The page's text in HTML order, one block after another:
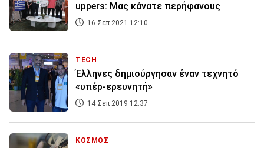
uppers: Μας κάνατε περήφανους
16 Σεπ 2021 12:10
TECH
Έλληνες δημιούργησαν έναν τεχνητό
«υπέρ-ερευνητή»
14 Σεπ 2019 12:37
ΚΟΣΜΟΣ